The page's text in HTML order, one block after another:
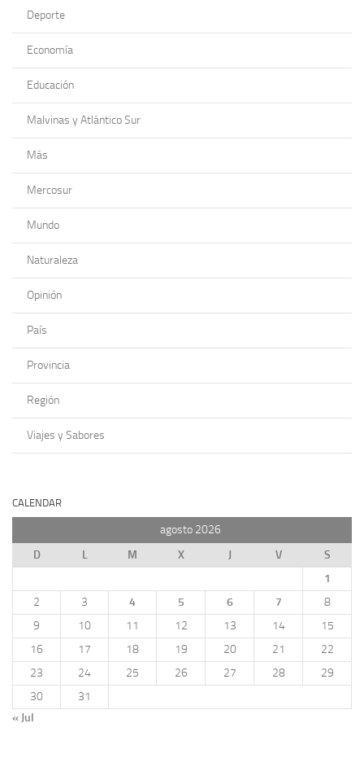
Deporte
Economía
Educación
Malvinas y Atlántico Sur
Más
Mercosur
Mundo
Naturaleza
Opinión
País
Provincia
Región
Viajes y Sabores
CALENDAR
agosto 2026
D
L M X J V
S
1
2
3 4 5 6 7
8
9
10 11 12 13 14
15
16
17 18 19 20 21
22
23
24 25 26 27 28
29
30
31
« Jul